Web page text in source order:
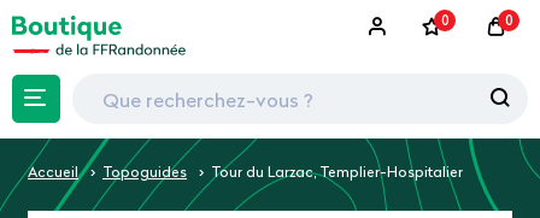
0 0
Accueil Topoguides Tour du Larzac, Templier-Hospitalier